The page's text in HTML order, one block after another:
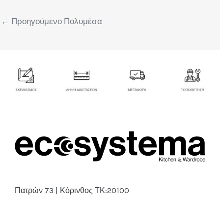
← Προηγούμενο Πολυμέσα
Πατρών 73 | Κόρινθος ΤΚ:20100